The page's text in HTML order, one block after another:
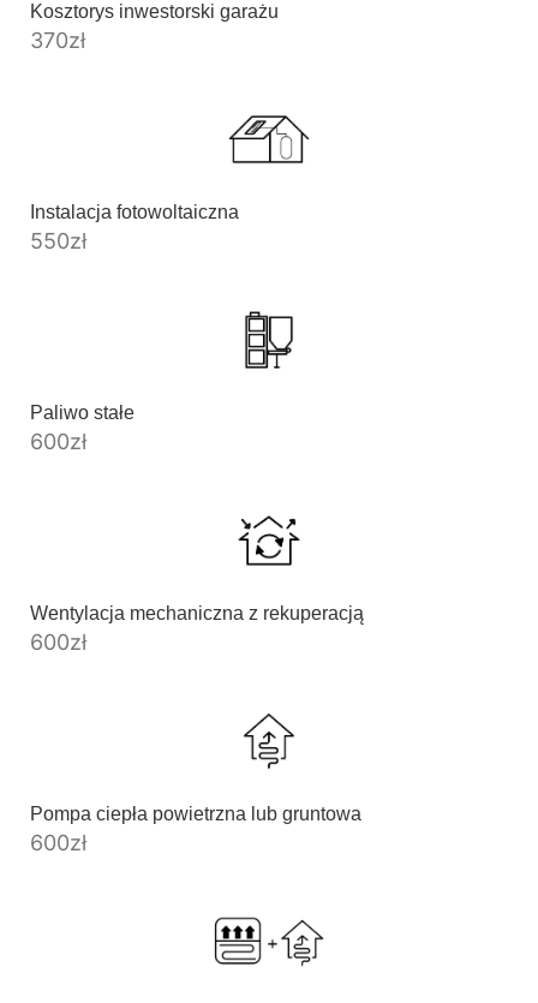
Kosztorys inwestorski garażu
370zł
Instalacja fotowoltaiczna
550zł
Paliwo stałe
600zł
Wentylacja mechaniczna z rekuperacją
600zł
Pompa ciepła powietrzna lub gruntowa
600zł